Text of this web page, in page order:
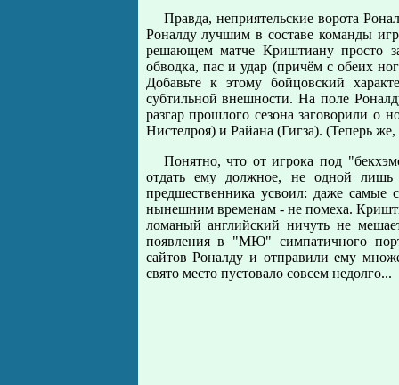
Правда, неприятельские ворота
Роналду лучшим в составе команды
решающем матче Криштиану просто
обводка, пас и удар (причём с обеих
Добавьте к этому бойцовский
субтильной внешности. На поле
разгар прошлого сезона заговорили
Нистелроя) и Райана (Гигза). (Теперь
Понятно, что от игрока под
отдать ему должное, не одной лишь
предшественника усвоил: даже
нынешним временам - не помеха.
ломаный английский ничуть не
появления в "МЮ" симпатичного
сайтов Роналду и отправили ему
свято место пустовало совсем недолго...